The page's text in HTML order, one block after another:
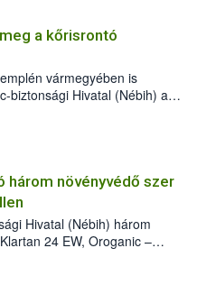
a kőrisrontó
vármegyében is
biztonsági Hivatal (Nébih) a
planipennis) jelenlétét. A
találták meg, de már fertőzött
a szlovák
megállítása érdekében.
három növényvédő szer
Hivatal (Nébih) három
24 EW, Oroganic –
a szüretet követően,
91) stádiumáig